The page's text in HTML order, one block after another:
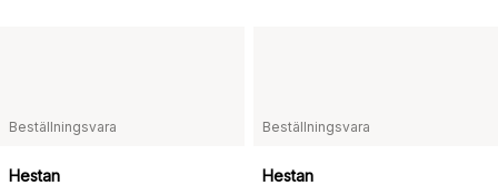
Beställningsvara
Hestan
Beställningsvara
Hestan